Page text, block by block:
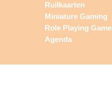
Ruilkaarten
Miniature Gaming
Role Playing
Agenda